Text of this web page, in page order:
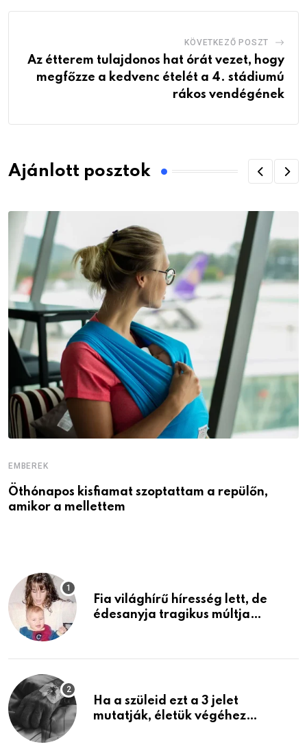
KÖVETKEZŐ POSZT
Az étterem tulajdonos hat órát vezet, hogy
megfőzze a kedvenc ételét a 4. stádiumú
rákos vendégének
Ajánlott posztok
EMBEREK
Öthónapos kisfiamat szoptattam a repülőn,
amikor a mellettem
Fia világhírű híresség lett, de
édesanyja tragikus múltja
Ha a szüleid ezt a 3 jelet
mutatják, életük végéhez